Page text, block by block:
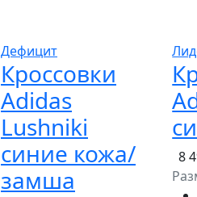
Дефицит
Кроссовки
Adidas
Lushniki
синие кожа/
замша
8